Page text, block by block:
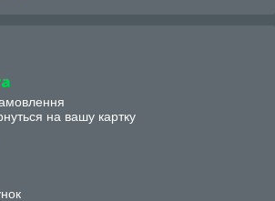
на вашу картку